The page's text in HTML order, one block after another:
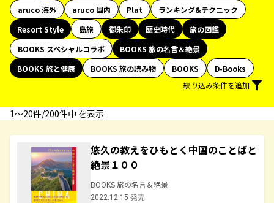
aruco 海外
aruco 国内 Plat
ランキング&テクニック
Resort Style
島旅 御朱印 歴史時代
旅の図鑑
BOOKS スペシャルコラボ
BOOKS 旅の名言＆絶景
BOOKS 旅と健康
BOOKS 旅の読み物 BOOKS
D-Books
絞り込み条件を追加
1〜20件/200件中 を表示
悠久の教えをひもとく中国のことばと
絶景１００
BOOKS 旅の名言＆絶景
2022.12.15 発売